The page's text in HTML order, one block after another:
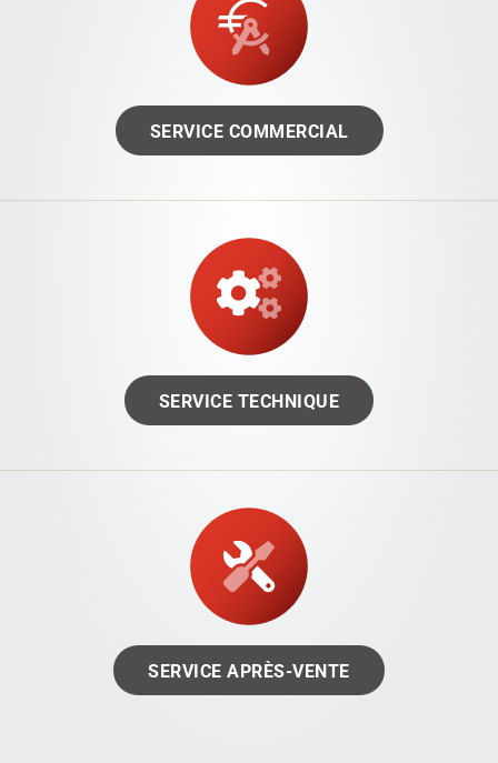
SERVICE COMMERCIAL
SERVICE TECHNIQUE
SERVICE APRÈS-VENTE